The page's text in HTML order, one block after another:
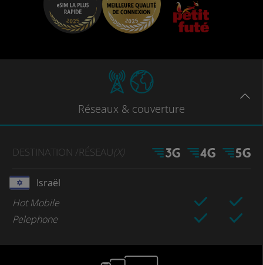
Réseaux & couverture
DESTINATION /RÉSEAU(X)
Israël
Hot Mobile
Pelephone